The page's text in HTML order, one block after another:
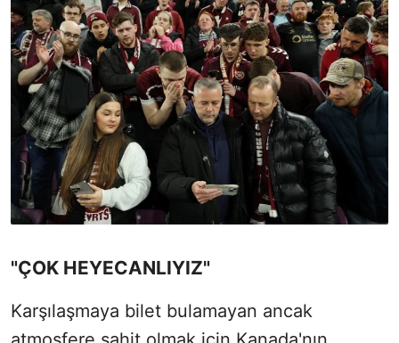
"ÇOK HEYECANLIYIZ"
Karşılaşmaya bilet bulamayan ancak